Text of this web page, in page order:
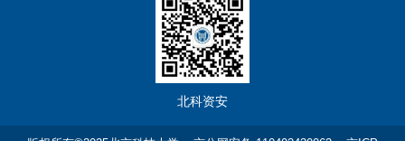
北科资安